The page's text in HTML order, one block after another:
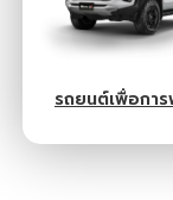
รถยนต์เพื่อกา